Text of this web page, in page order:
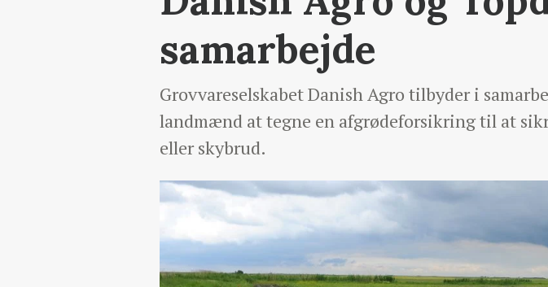
samarbejde
Grovvareselskabet Danish Agro tilbyder i
landmænd at tegne en afgrødeforsikring til at
eller skybrud.